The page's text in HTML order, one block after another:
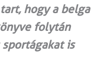
hogy a belga
folytán
is